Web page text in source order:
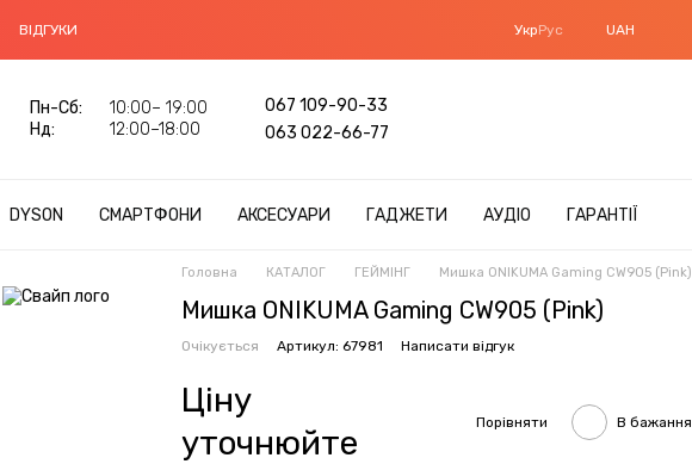
ВІДГУКИ УкрРус UAH
Пн-Cб:
10:00– 19:00
Нд:
12:00–18:00
067 109-90-33
063 022-66-77
DYSON СМАРТФОНИ АКСЕСУАРИ ГАДЖЕТИ АУДІО ГАРАНТІЇ
Головна КАТАЛОГ ГЕЙМІНГ Мишка ONIKUMA Gaming CW905 (Pink)
Мишка ONIKUMA Gaming CW905 (Pink)
Очікується Артикул: 67981 Написати відгук
Ціну
уточнюйте
Порівняти В бажання